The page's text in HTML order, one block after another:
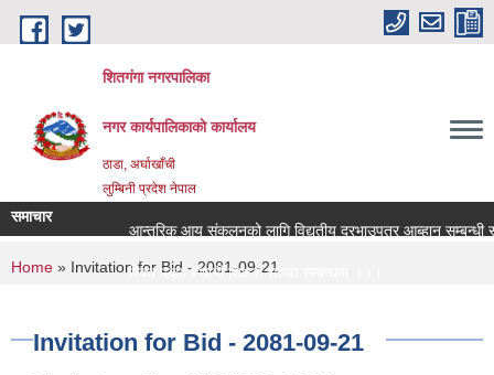
Skip to main content
शितगंगा नगरपालिका
नगर कार्यपालिकाकाे कार्यालय
ठाडा, अर्घाखाँची
लुम्बिनी प्रदेश नेपाल
समाचार
आन्तरिक आय संकलनको लागि विद्युतीय दरभाउपत्र आब्हान सम्बन्धी
रिक्त पदमा स्थायी शिक्षक सरुवा सम्बन्धमा ।।।
You are here
Home » Invitation for Bid - 2081-09-21
Invitation for Bid - 2081-09-21